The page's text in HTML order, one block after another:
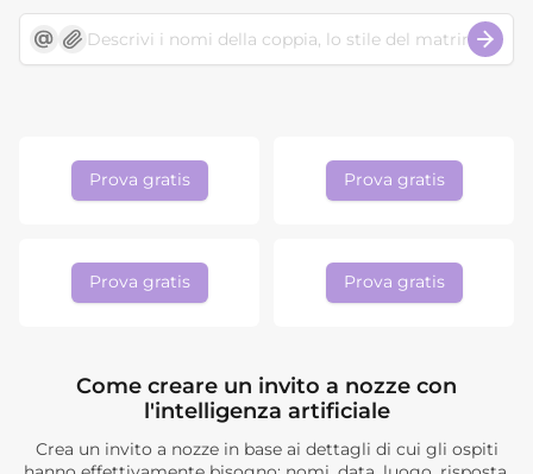
Prova gratis Prova gratis
Prova gratis Prova gratis
Come creare un invito a nozze con
l'intelligenza artificiale
Crea un invito a nozze in base ai dettagli di cui gli ospiti